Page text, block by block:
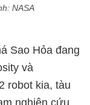
NASA
Sao Hỏa đang
và
robot kia, tàu